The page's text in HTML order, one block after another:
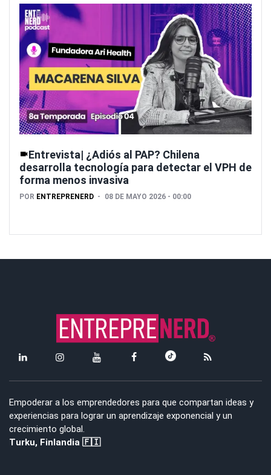
Entrevista| ¿Adiós al PAP? Chilena
desarrolla tecnología para detectar el VPH de
forma menos invasiva
POR ENTREPRENERD 08 DE MAYO 2026 - 00:00
Empoderar a los emprendedores para que compartan ideas y
experiencias para lograr un aprendizaje exponencial y un
crecimiento global.
Turku, Finlandia 🇫🇮